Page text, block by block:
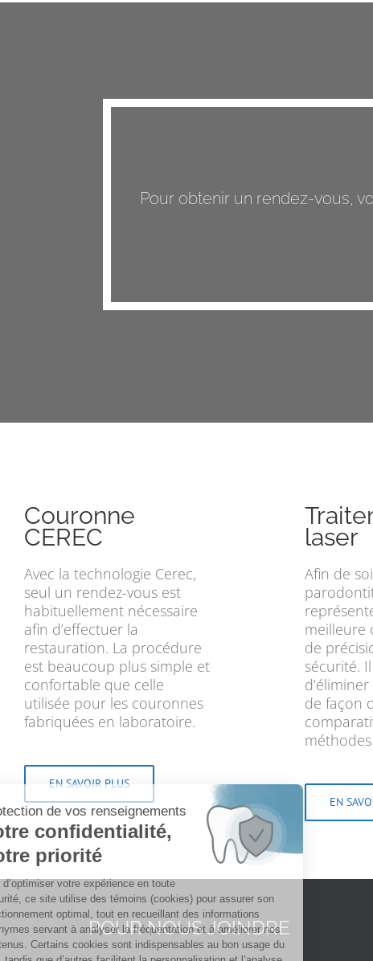
Pour obtenir un rendez-vous,
Couronne
CEREC
Avec la technologie Cerec,
seul un rendez-vous est
habituellement nécessaire
afin d’effectuer la
restauration. La procédure
est beaucoup plus simple et
confortable que celle
utilisée pour les couronnes
fabriquées en laboratoire.
EN SAVOIR PLUS
laser
Afin de
meilleure
de
sécurité.
de façon
EN
POUR NOUS JOINDRE